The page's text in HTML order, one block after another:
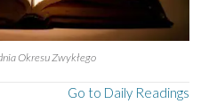
Okresu Zwykłego
Go to Daily Readings